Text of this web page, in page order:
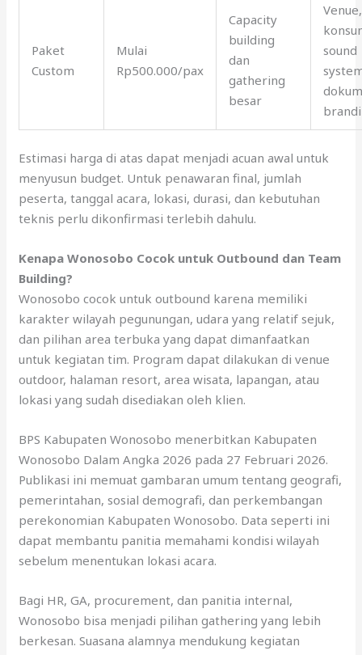
Paket
Custom
Mulai
Rp500.000/pax
Capacity
building
dan
gathering
besar
Venue,
sound
Estimasi harga di atas dapat menjadi acuan awal untuk
menyusun budget. Untuk penawaran final, jumlah
peserta, tanggal acara, lokasi, durasi, dan kebutuhan
teknis perlu dikonfirmasi terlebih dahulu.
Kenapa Wonosobo Cocok untuk Outbound dan Team
Building?
Wonosobo cocok untuk outbound karena memiliki
karakter wilayah pegunungan, udara yang relatif sejuk,
dan pilihan area terbuka yang dapat dimanfaatkan
untuk kegiatan tim. Program dapat dilakukan di venue
outdoor, halaman resort, area wisata, lapangan, atau
lokasi yang sudah disediakan oleh klien.
BPS Kabupaten Wonosobo menerbitkan Kabupaten
Wonosobo Dalam Angka 2026 pada 27 Februari 2026.
Publikasi ini memuat gambaran umum tentang geografi,
pemerintahan, sosial demografi, dan perkembangan
perekonomian Kabupaten Wonosobo. Data seperti ini
dapat membantu panitia memahami kondisi wilayah
sebelum menentukan lokasi acara.
Bagi HR, GA, procurement, dan panitia internal,
Wonosobo bisa menjadi pilihan gathering yang lebih
berkesan. Suasana alamnya mendukung kegiatan